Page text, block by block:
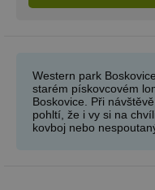
Western park
starém pískovcovém
Boskovice. Při
pohltí, že i vy si na
kovboj nebo